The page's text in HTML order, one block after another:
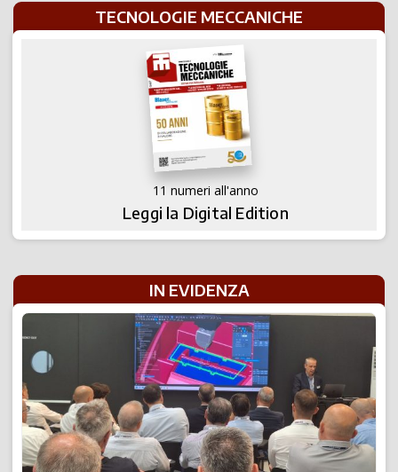
TECNOLOGIE MECCANICHE
11 numeri all'anno
Leggi la Digital Edition
IN EVIDENZA